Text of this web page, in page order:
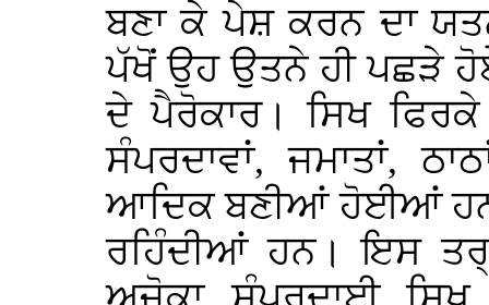
ਬਣਾ ਕੇ ਪੇਸ਼ ਕਰਨ ਦਾ
ਪੱਖੋਂ ਉਹ ਉਤਨੇ ਹੀ ਪਛੜੇ
ਦੇ ਪੈਰੋਕਾਰ। ਸਿਖ
ਸੰਪਰਦਾਵਾਂ, ਜਮਾਤਾਂ,
ਆਦਿਕ ਬਣੀਆਂ ਹੋਈਆਂ
ਰਹਿੰਦੀਆਂ ਹਨ। ਇਸ